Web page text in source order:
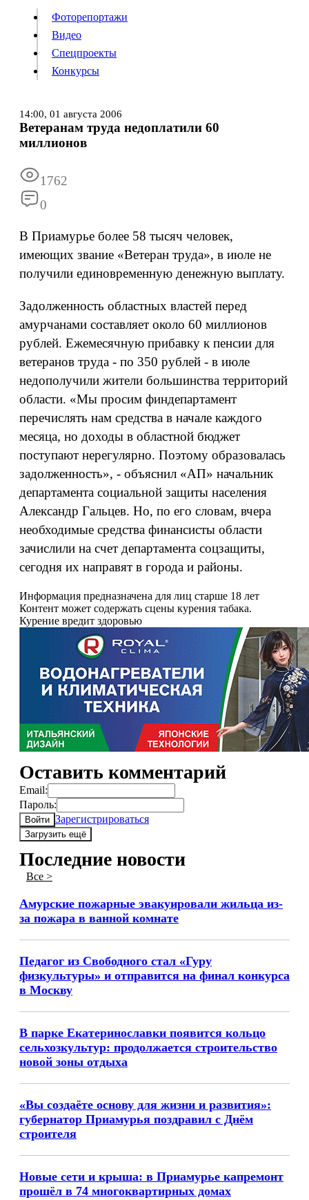
Видео
Конкурсы
Фоторепортажи
Видео
Спецпроекты
Конкурсы
14:00, 01 августа 2006
Ветеранам труда недоплатили 60
миллионов
1762
0
В Приамурье более 58 тысяч человек,
имеющих звание «Ветеран труда», в июле не
получили единовременную денежную выплату.
Задолженность областных властей перед
амурчанами составляет около 60 миллионов
рублей. Ежемесячную прибавку к пенсии для
ветеранов труда - по 350 рублей - в июле
недополучили жители большинства территорий
области. «Мы просим финдепартамент
перечислять нам средства в начале каждого
месяца, но доходы в областной бюджет
поступают нерегулярно. Поэтому образовалась
задолженность», - объяснил «АП» начальник
департамента социальной защиты населения
Александр Гальцев. Но, по его словам, вчера
необходимые средства финансисты области
зачислили на счет департамента соцзащиты,
сегодня их направят в города и районы.
Информация предназначена для лиц старше 18 лет
Контент может содержать сцены курения табака.
Курение вредит здоровью
Оставить комментарий
Email:
Пароль:
Войти Зарегистрироваться
Загрузить ещё
Последние новости
Все >
Амурские пожарные эвакуировали жильца из-
за пожара в ванной комнате
Педагог из Свободного стал «Гуру
физкультуры» и отправится на финал конкурса
в Москву
В парке Екатеринославки появится кольцо
сельхозкультур: продолжается строительство
новой зоны отдыха
«Вы создаёте основу для жизни и развития»:
губернатор Приамурья поздравил с Днём
строителя
Новые сети и крыша: в Приамурье капремонт
прошёл в 74 многоквартирных домах